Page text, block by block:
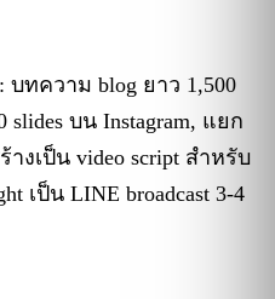
บทความ blog ยาว 1,500
slides บน Instagram, แยก
างเป็น video script สำหรับ
เป็น LINE broadcast 3-4